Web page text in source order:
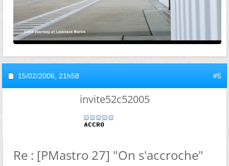
15/02/2006, 21h58 #5
invite52c52005
Re : [PMastro 27] "On s'accroche"